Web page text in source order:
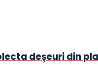
deșeuri din